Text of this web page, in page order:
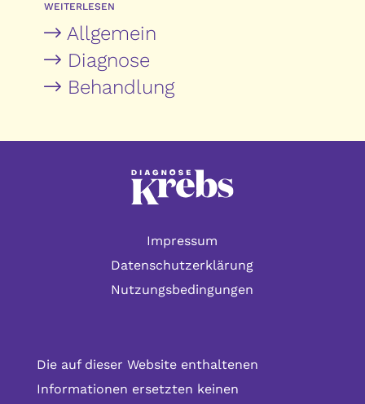
WEITERLESEN
Allgemein
Diagnose
Behandlung
Impressum
Datenschutzerklärung
Nutzungsbedingungen
Die auf dieser Website enthaltenen
Informationen ersetzten keinen